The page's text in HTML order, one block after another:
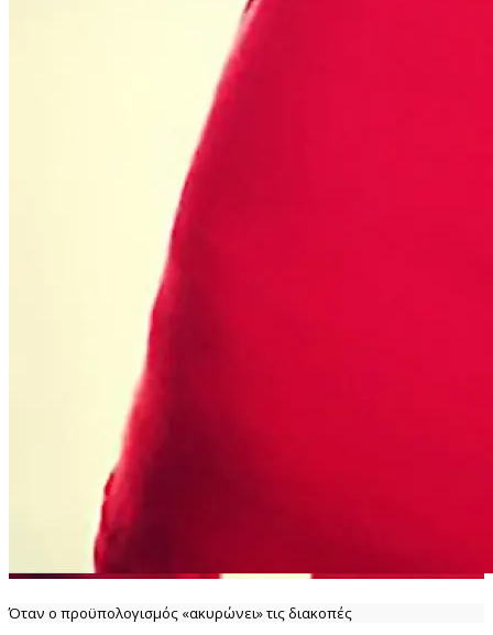
Όταν ο προϋπολογισμός «ακυρώνει» τις διακοπές